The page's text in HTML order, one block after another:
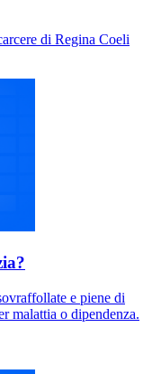
di Regina Coeli
e piene di
malattia o dipendenza.